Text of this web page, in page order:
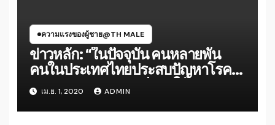
ความแรงของผู้ชาย@TH MALE
ข่าวหลัก: “ในปัจจุบัน คนหลายพัน
คนในประเทศไทยประสบปัญหาโรค
ต่อมลูกหมาก และ เสียค่าใช้จ่ายอย่าง
หนัก จะมีวิธีไหนที่จะช่วยประหยัดเงิน
ในกระเป๋าได้ไหม”
เม.ย. 1, 2020 ADMIN